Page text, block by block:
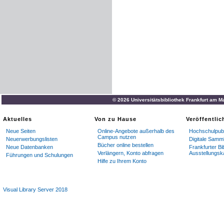
© 2026 Universitätsbibliothek Frankfurt am
Aktuelles
Neue Seiten
Neuerwerbungslisten
Neue Datenbanken
Führungen und Schulungen
Von zu Hause
Online-Angebote außerhalb des
Campus nutzen
Bücher online bestellen
Verlängern, Konto abfragen
Hilfe zu Ihrem Konto
Digitale
Frankfurter
Visual Library Server 2018